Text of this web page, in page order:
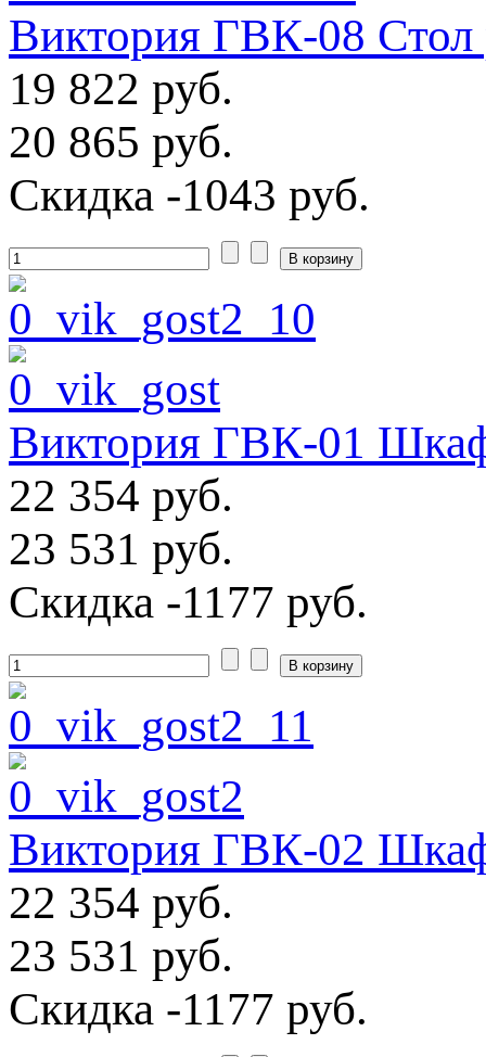
Виктория ГВК-08 Стол
19 822 руб.
20 865 руб.
Скидка -1043 руб.
Виктория ГВК-01
22 354 руб.
23 531 руб.
Скидка -1177 руб.
Виктория ГВК-02
22 354 руб.
23 531 руб.
Скидка -1177 руб.